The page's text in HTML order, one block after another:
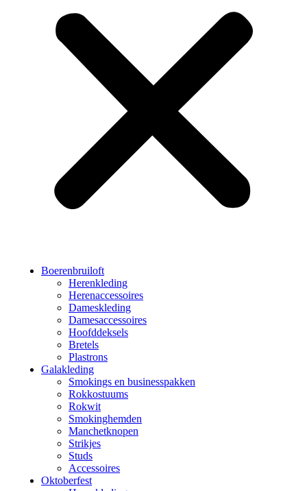
Boerenbruiloft
Herenkleding
Herenaccessoires
Dameskleding
Damesaccessoires
Hoofddeksels
Bretels
Plastrons
Galakleding
Smokings en businesspakken
Rokkostuums
Rokwit
Smokinghemden
Manchetknopen
Strikjes
Studs
Accessoires
Oktoberfest